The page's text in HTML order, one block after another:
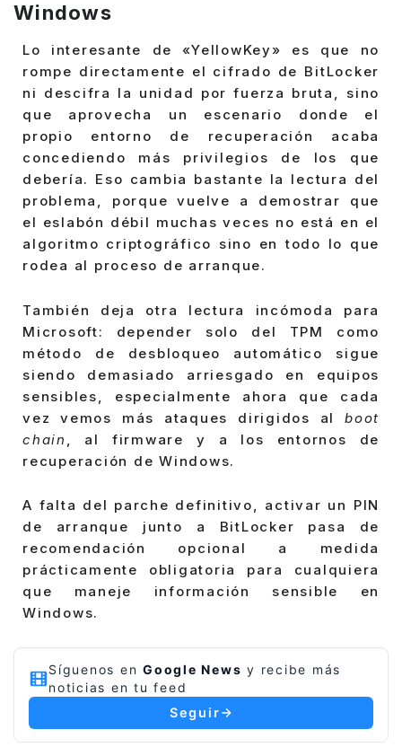
Windows
Lo interesante de «YellowKey» es que no
rompe directamente el cifrado de BitLocker
ni descifra la unidad por fuerza bruta, sino
que aprovecha un escenario donde el
propio entorno de recuperación acaba
concediendo más privilegios de los que
debería. Eso cambia bastante la lectura del
problema, porque vuelve a demostrar que
el eslabón débil muchas veces no está en el
algoritmo criptográfico sino en todo lo que
rodea al proceso de arranque.
También deja otra lectura incómoda para
Microsoft: depender solo del TPM como
método de desbloqueo automático sigue
siendo demasiado arriesgado en equipos
sensibles, especialmente ahora que cada
vez vemos más ataques dirigidos al boot
chain , al firmware y a los entornos de
recuperación de Windows.
A falta del parche definitivo, activar un PIN
de arranque junto a BitLocker pasa de
recomendación opcional a medida
prácticamente obligatoria para cualquiera
que maneje información sensible en
Windows.
Síguenos en Google News y recibe más
noticias en tu feed
Seguir